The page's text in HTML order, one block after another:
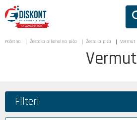
Početna Žestoka alkoholna pića Žestoka pića Vermut
Vermut
Filteri